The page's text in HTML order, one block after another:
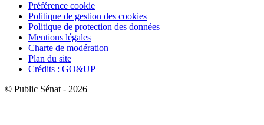
Préférence cookie
Politique de gestion des cookies
Politique de protection des données
Mentions légales
Charte de modération
Plan du site
Crédits : GO&UP
© Public Sénat - 2026